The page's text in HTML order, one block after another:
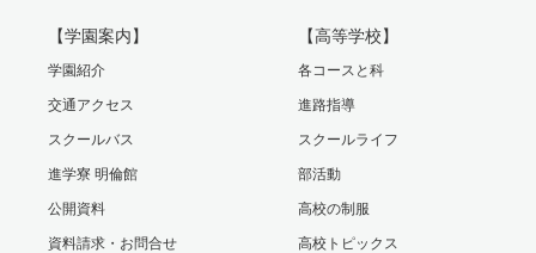
【学園案内】
学園紹介
交通アクセス
スクールバス
進学寮 明倫館
公開資料
資料請求・お問合せ
【高等学校】
各コースと科
進路指導
スクールライフ
部活動
高校の制服
高校トピックス